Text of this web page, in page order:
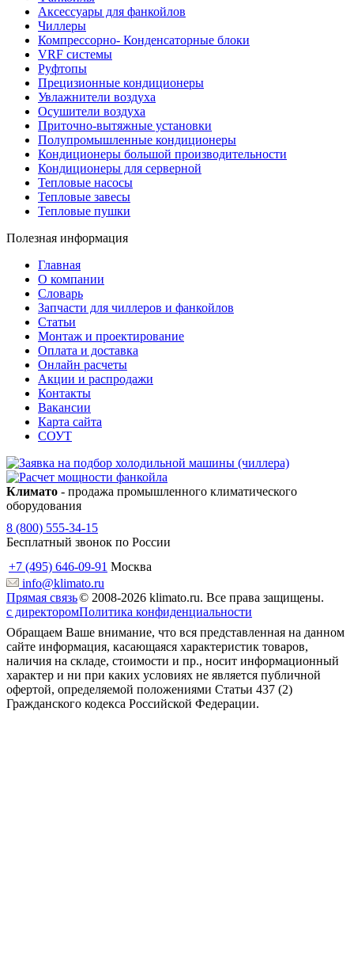
Аксессуары для фанкойлов
Чиллеры
Компрессорно- Конденсаторные блоки
VRF системы
Руфтопы
Прецизионные кондиционеры
Увлажнители воздуха
Осушители воздуха
Приточно-вытяжные установки
Полупромышленные кондиционеры
Кондиционеры большой производительности
Кондиционеры для серверной
Тепловые насосы
Тепловые завесы
Тепловые пушки
Полезная информация
Главная
О компании
Словарь
Запчасти для чиллеров и фанкойлов
Статьи
Монтаж и проектирование
Оплата и доставка
Онлайн расчеты
Акции и распродажи
Контакты
Вакансии
Карта сайта
СОУТ
Климато - продажа промышленного климатического
оборудования
8 (800) 555-34-15
Бесплатный звонок по России
+7 (495) 646-09-91 Москва
info@klimato.ru
Прямая связь
с директором
© 2008-2026 klimato.ru. Все права защищены.
Политика конфиденциальности
Обращаем Ваше внимание, что вся представленная на данном
сайте информация, касающаяся характеристик товаров,
наличия на складе, стоимости и пр., носит информационный
характер и ни при каких условиях не является публичной
офертой, определяемой положениями Статьи 437 (2)
Гражданского кодекса Российской Федерации.